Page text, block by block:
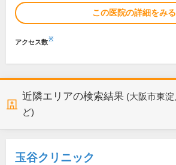
この医院の詳細をみる
アクセス数※
近隣エリアの検索結果 (大阪市東
ど)
玉谷クリニック